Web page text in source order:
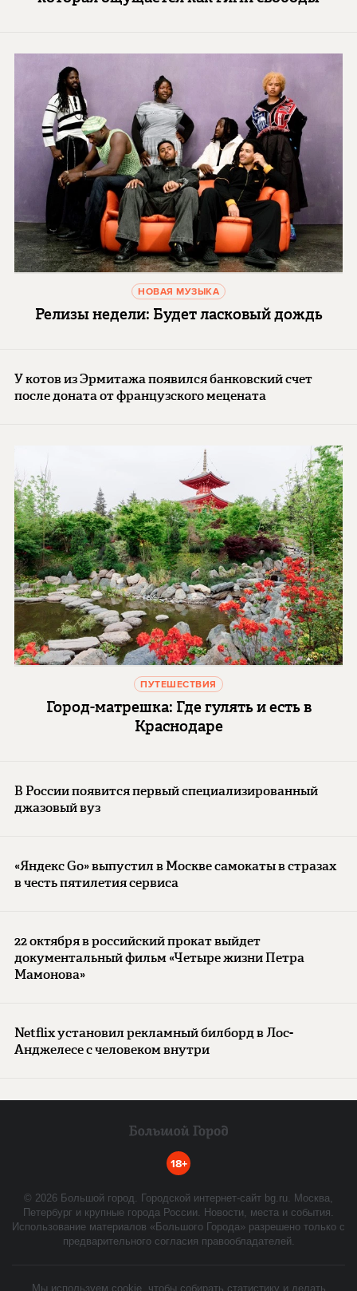
НОВАЯ МУЗЫКА
Релизы недели: Будет ласковый дождь
У котов из Эрмитажа появился банковский счет
после доната от французского мецената
ПУТЕШЕСТВИЯ
Город-матрешка: Где гулять и есть в
Краснодаре
В России появится первый специализированный
джазовый вуз
«Яндекс Go» выпустил в Москве самокаты в стразах
в честь пятилетия сервиса
22 октября в российский прокат выйдет
документальный фильм «Четыре жизни Петра
Мамонова»
Netflix установил рекламный билборд в Лос-
Анджелесе с человеком внутри
18+
© 2026 Большой город. Городской интернет-сайт bg.ru. Москва,
Петербург и крупные города России. Новости, места и события.
Использование материалов «Большого Города» разрешено только с
предварительного согласия правообладателей.
Мы используем cookie, чтобы собирать статистику и делать